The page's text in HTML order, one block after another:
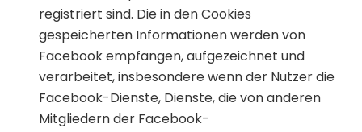
registriert sind. Die in den Cookies
gespeicherten Informationen werden von
Facebook empfangen, aufgezeichnet und
verarbeitet, insbesondere wenn der Nutzer die
Facebook-Dienste, Dienste, die von anderen
Mitgliedern der Facebook-